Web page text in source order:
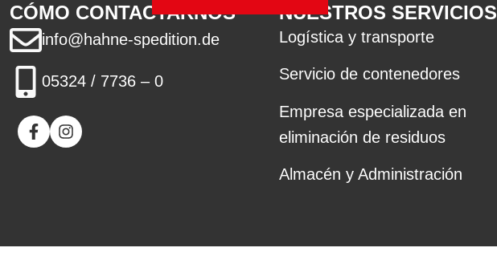
CÓMO CONTACTARNOS
info@hahne-spedition.de
05324 / 7736 – 0
NUESTROS SERVICIOS
Logística y transporte
Servicio de contenedores
Empresa especializada en
eliminación de residuos
Almacén y Administración